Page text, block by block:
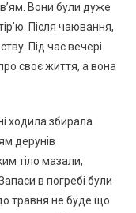
Вони були дуже
Після чаювання,
Під час вечері
своє життя, а вона
ходила збирала
дерунів
тіло мазали,
в погребі були
травня не буде що